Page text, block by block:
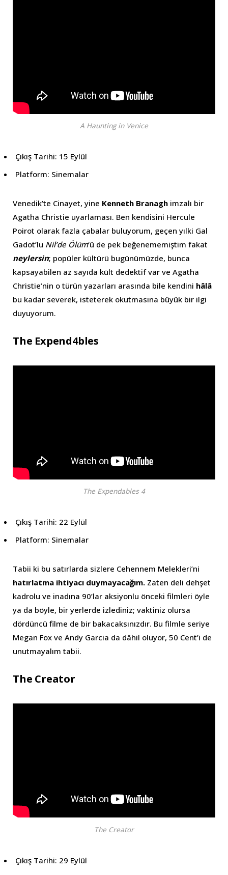
A Haunting in Venice
Çıkış Tarihi: 15 Eylül
Platform: Sinemalar
Venedik’te Cinayet, yine Kenneth Branagh imzalı bir
Agatha Christie uyarlaması. Ben kendisini Hercule
Poirot olarak fazla çabalar buluyorum, geçen yılki Gal
Gadot’lu Nil’de Ölüm‘ü de pek beğenememiştim fakat
neylersin; popüler kültürü bugünümüzde, bunca
kapsayabilen az sayıda kült dedektif var ve Agatha
Christie’nin o türün yazarları arasında bile kendini hâlâ
bu kadar severek, isteterek okutmasına büyük bir ilgi
duyuyorum.
The Expend4bles
The Expendables 4
Çıkış Tarihi: 22 Eylül
Platform: Sinemalar
Tabii ki bu satırlarda sizlere Cehennem Melekleri’ni
hatırlatma ihtiyacı duymayacağım. Zaten deli dehşet
kadrolu ve inadına 90’lar aksiyonlu önceki filmleri öyle
ya da böyle, bir yerlerde izlediniz; vaktiniz olursa
dördüncü filme de bir bakacaksınızdır. Bu filmle seriye
Megan Fox ve Andy Garcia da dâhil oluyor, 50 Cent’i de
unutmayalım tabii.
The Creator
The Creator
Çıkış Tarihi: 29 Eylül